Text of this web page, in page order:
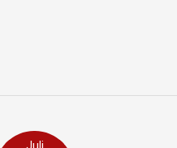
Insektenumsiedlung